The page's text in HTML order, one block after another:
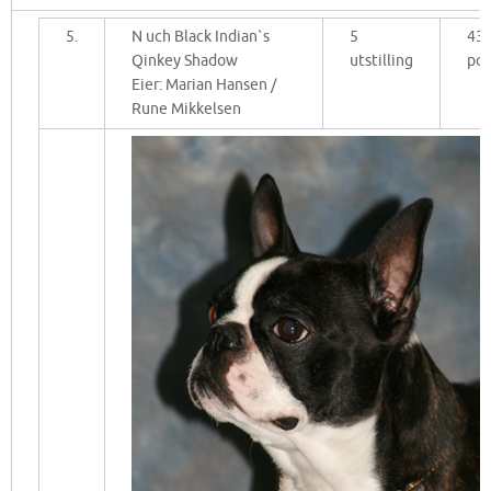
5.
N uch Black Indian`s
Qinkey Shadow
Eier: Marian Hansen /
Rune Mikkelsen
5
utstilling
43